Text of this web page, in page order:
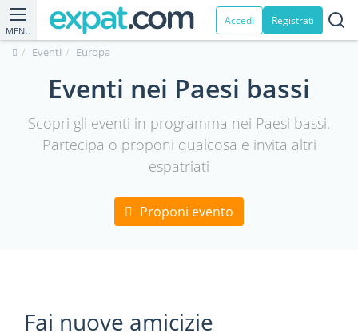
MENU
Accedi Registrati
Eventi Europa
Eventi nei Paesi bassi
Scopri gli eventi in programma nei Paesi bassi.
Partecipa o proponi qualcosa e invita altri
espatriati
Proponi evento
Fai nuove amicizie